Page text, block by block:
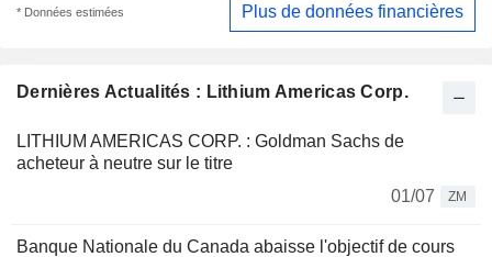
Dernières Actualités : Lithium Americas Corp.
LITHIUM AMERICAS CORP. : Goldman Sachs de
acheteur à neutre sur le titre
01/07
ZM
Banque Nationale du Canada abaisse l'objectif de cours
* Données estimées Plus de données financières